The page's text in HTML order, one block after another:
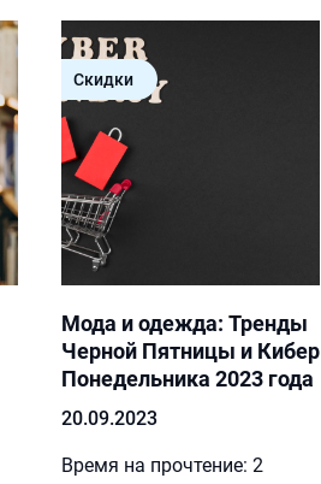
Скидки
Мода и одежда: Тренды
Черной Пятницы и Кибер
Понедельника 2023 года
20.09.2023
Время на прочтение: 2